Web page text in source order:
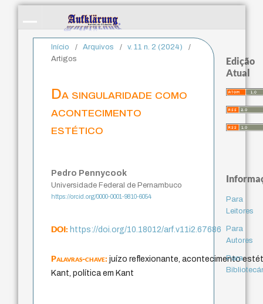
Início / Arquivos / v. 11 n. 2 (2024)
/
Artigos
Da singularidade como
acontecimento
estético
Pedro Pennycook
Universidade Federal de Pernambuco
https://orcid.org/0000-0001-9810-6054
DOI:https://doi.org/10.18012/arf.v11i2.67686
Palavras-chave:juízo reflexionante, acontecimento
Kant, política em Kant
Edição
Atual
Para
Leitores
Para
Autores
Para